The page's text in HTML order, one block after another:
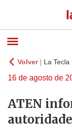
Volver| La Tecla
16 de agosto de
ATEN